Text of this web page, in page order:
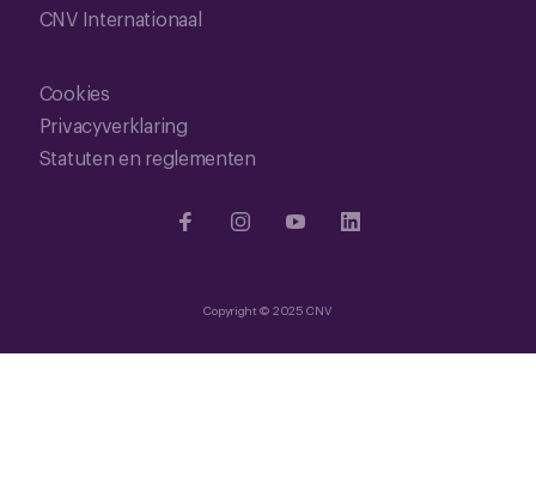
CNV Internationaal
Cookies
Privacyverklaring
Statuten en reglementen
Copyright © 2025 CNV